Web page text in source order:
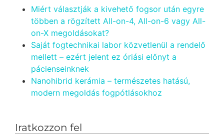
Miért választják a kivehető fogsor után egyre
többen a rögzített All-on-4, All-on-6 vagy All-
on-X megoldásokat?
Saját fogtechnikai labor közvetlenül a rendelő
mellett – ezért jelent ez óriási előnyt a
pácienseinknek
Nanohibrid kerámia – természetes hatású,
modern megoldás fogpótlásokhoz
Iratkozzon fel